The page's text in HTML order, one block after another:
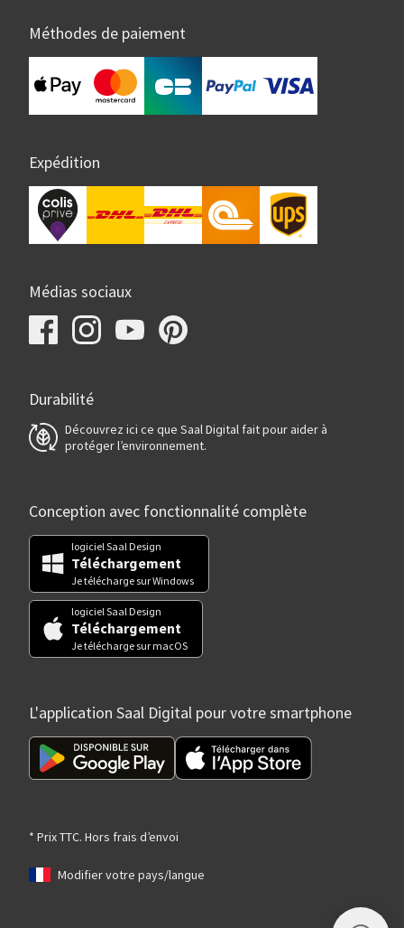
Méthodes de paiement
Expédition
Médias sociaux
Durabilité
Découvrez ici ce que Saal Digital fait pour aider à
protéger l’environnement.
Conception avec fonctionnalité complète
logiciel Saal Design
Téléchargement
Je télécharge sur Windows
logiciel Saal Design
Téléchargement
Je télécharge sur macOS
L'application Saal Digital pour votre smartphone
* Prix TTC. Hors frais d’envoi
Modifier votre pays/langue